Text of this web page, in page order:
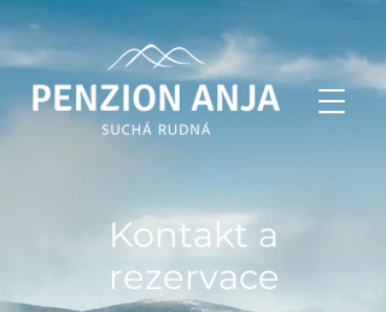
Kontakt a
rezervace